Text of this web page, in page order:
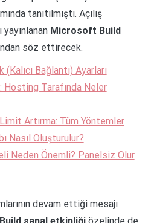
tanıtılmıştı. Açılış
yayınlanan Microsoft Build
söz ettirecek.
Bağlantı) Ayarları
Tarafında Neler
Artırma: Tüm Yöntemler
Nasıl Oluşturulur?
Neden Önemli? Panelsiz Olur
devam ettiği mesajı